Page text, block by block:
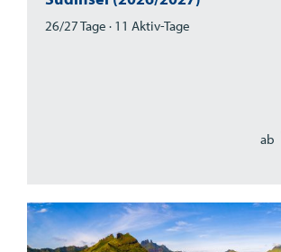
26/27 Tage · 11 Aktiv-Tage
ab